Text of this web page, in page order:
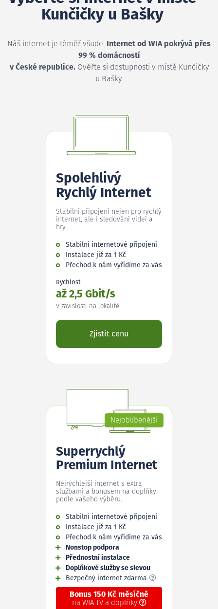
Kunčičky u Bašky
Náš internet je téměř všude. Internet od WIA pokrývá přes
99 % domácností
v České republice.Ověřte si dostupnosti v místě Kunčičky
u Bašky.
Spolehlivý
Rychlý Internet
Stabilní připojení nejen pro rychlý
internet, ale i sledování videí a
hry.
Stabilní internetové připojení
Instalace již za 1 Kč
Přechod k nám vyřídíme za vás
Rychlost
až 2,5 Gbit/s
V závislosti na lokalitě.
Zjistit cenu
Nejoblíbenější
Superrychlý
Premium Internet
Nejrychlejší internet s extra
službami a bonusem na doplňky
podle vašeho výběru.
Stabilní internetové připojení
Instalace již za 1 Kč
Přechod k nám vyřídíme za vás
Nonstop podpora
Přednostní instalace
Doplňkové služby se slevou
Bezpečný internet zdarma
Bonus 150 Kč měsíčně
na WIA TV a doplňky